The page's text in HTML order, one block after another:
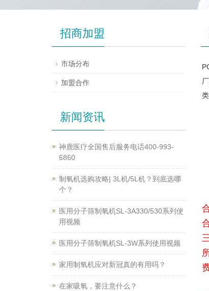
招商加盟
市场分布
加盟合作
新闻资讯
神鹿医疗全国售后服务电话400-993-
6860
制氧机选购攻略| 3L机/5L机？到底选哪
个？
医用分子筛制氧机SL-3A330/530系列使
用视频
医用分子筛制氧机SL-3W系列使用视频
家用制氧机应对新冠真的有用吗？
在家吸氧，要注意什么？